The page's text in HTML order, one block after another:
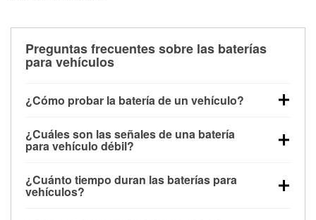
Preguntas frecuentes sobre las baterías
para vehículos
¿Cómo probar la batería de un vehículo?
maneras. El método más rápido es utilizar un
multímetro: con el vehículo apagado, conecta los
voltaje: una batería en buen estado y totalmente
cargada debería indicar unos 12.6 voltios. Es
importante saber que las baterías descargadas a
¿Cuáles son las señales de una batería
para vehículo débil?
advertencia. Un arranque lento del motor, faros
tenues, chasquidos al girar la llave o luces de
¿Cuánto tiempo duran las baterías para
vehículos?